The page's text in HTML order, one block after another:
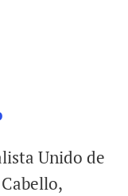
Unido de